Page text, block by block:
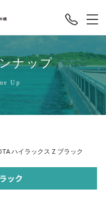
ナップ
Up
ハイラックス Z ブラック
ック